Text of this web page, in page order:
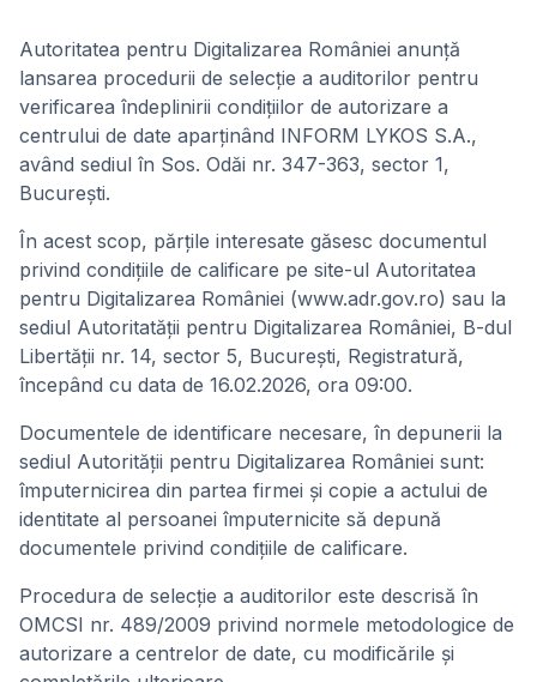
Autoritatea pentru Digitalizarea României anunţă
lansarea procedurii de selecţie a auditorilor pentru
verificarea îndeplinirii condiţiilor de autorizare a
centrului de date aparţinând INFORM LYKOS S.A.,
având sediul în Sos. Odăi nr. 347-363, sector 1,
București.
În acest scop, părţile interesate găsesc documentul
privind condiţiile de calificare pe site-ul Autoritatea
pentru Digitalizarea României (www.adr.gov.ro) sau la
sediul Autoritatăţii pentru Digitalizarea României, B-dul
Libertăţii nr. 14, sector 5, Bucureşti, Registratură,
începând cu data de 16.02.2026, ora 09:00.
Documentele de identificare necesare, în depunerii la
sediul Autorității pentru Digitalizarea României sunt:
împuternicirea din partea firmei şi copie a actului de
identitate al persoanei împuternicite să depună
documentele privind condiţiile de calificare.
Procedura de selecţie a auditorilor este descrisă în
OMCSI nr. 489/2009 privind normele metodologice de
autorizare a centrelor de date, cu modificările şi